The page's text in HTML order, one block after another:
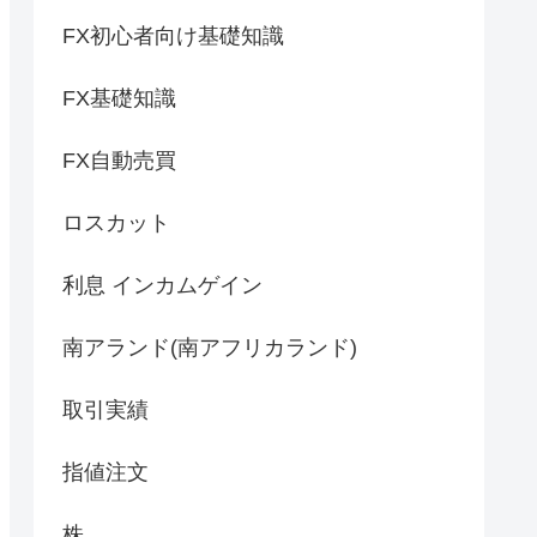
FX初心者向け基礎知識
FX基礎知識
FX自動売買
ロスカット
利息 インカムゲイン
南アランド(南アフリカランド)
取引実績
指値注文